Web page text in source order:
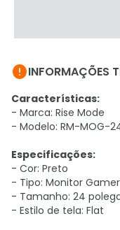
INFORMAÇÕES
Características:
- Marca: Rise Mode
- Modelo: RM-MOG-
Especificações:
- Cor: Preto
- Tipo: Monitor Gamer
- Tamanho: 24
- Estilo de tela: Flat